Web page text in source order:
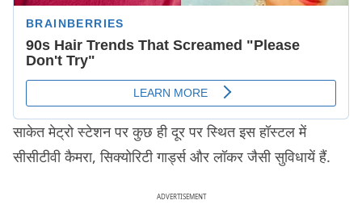
साकेत मेट्रो स्टेशन पर कुछ ही दूर पर स्थित इस हॉस्टल में
सीसीटीवी कैमरा, सिक्योरिटी गार्ड्स और लॉकर जैसी सुविधायें हैं.
ADVERTISEMENT